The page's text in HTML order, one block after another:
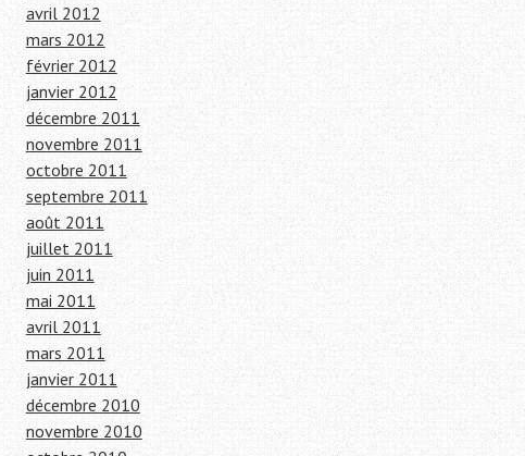
avril 2012
mars 2012
février 2012
janvier 2012
décembre 2011
novembre 2011
octobre 2011
septembre 2011
août 2011
juillet 2011
juin 2011
mai 2011
avril 2011
mars 2011
janvier 2011
décembre 2010
novembre 2010